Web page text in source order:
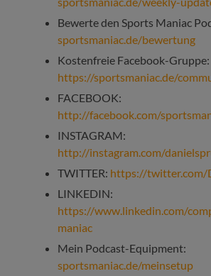
Bewerte den Sports Maniac
sportsmaniac.de/bewertung
Kostenfreie Facebook-Gruppe:
https://sportsmaniac.de/
FACEBOOK:
http://facebook.com/
INSTAGRAM:
http://instagram.com/
TWITTER: https://twitter.com/
LINKEDIN:
https://www.linkedin.com/
maniac
Mein Podcast-Equipment:
sportsmaniac.de/meinsetup